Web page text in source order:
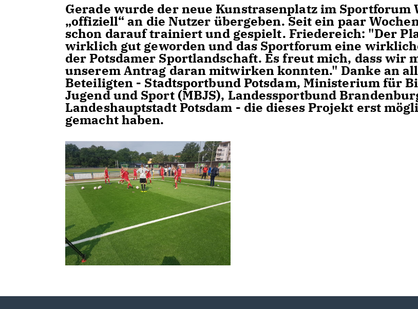
Gerade wurde der neue Kunstrasenplatz im Sportforum
offiziell“ an die Nutzer übergeben. Seit ein paar
schon darauf trainiert und gespielt. Friedereich: "Der
wirklich gut geworden und das Sportforum eine
der Potsdamer Sportlandschaft. Es freut mich, dass wir
unserem Antrag daran mitwirken konnten." Danke an
Beteiligten - Stadtsportbund Potsdam, Ministerium für
Jugend und Sport (MBJS), Landessportbund
Landeshauptstadt Potsdam - die dieses Projekt erst
gemacht haben.